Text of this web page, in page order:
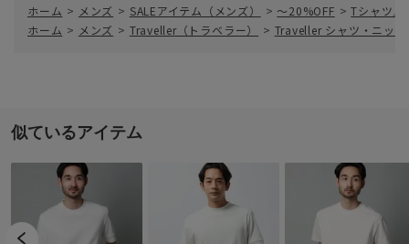
ホーム > メンズ > SALEアイテム（メンズ） > ～20%OFF > Tシャツ／
ホーム > メンズ > Traveller（トラベラー） > Traveller シャツ・ニット